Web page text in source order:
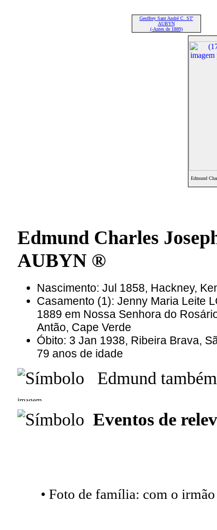
Geoffrey Sant André C. ST'
AUBYN
(-Antes de 1889)
Edmund
Edmund Charles
AUBYN ®
Nascimento: Jul 1858, Hackney,
Casamento (1): Jenny Maria Leite
1889 em Nossa Senhora do
Antão, Cape Verde
Óbito: 3 Jan 1938, Ribeira Brava,
79 anos de idade
Edmund
Eventos de
• Foto de família: com o